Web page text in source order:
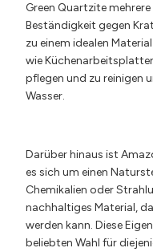
Green Quartzite
Beständigkeit gegen
zu einem idealen
wie
pflegen und zu reinigen
Wasser.
Darüber hinaus ist
es sich um einen
Chemikalien oder
nachhaltiges Material,
werden kann. Diese
beliebten Wahl für